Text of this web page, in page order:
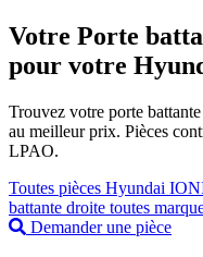
Votre Porte
pour votre
Trouvez votre porte
au meilleur prix. Pièces
LPAO.
Toutes pièces Hyundai
battante droite toutes
Demander une pièce